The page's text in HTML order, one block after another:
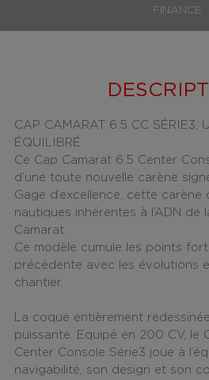
FINANCE
CAP CAMARAT 6.5 CC SÉRIE3,
ÉQUILIBRÉ
Ce Cap Camarat 6.5 Center
d’une toute nouvelle carène
Gage d’excellence, cette
nautiques inhérentes à l’ADN de
Camarat.
Ce modèle cumule les points
précédente avec les évolutions
chantier.
La coque entièrement
puissante. Equipé en 200 CV, le
Center Console Série3 joue à
navigabilité, son design et son